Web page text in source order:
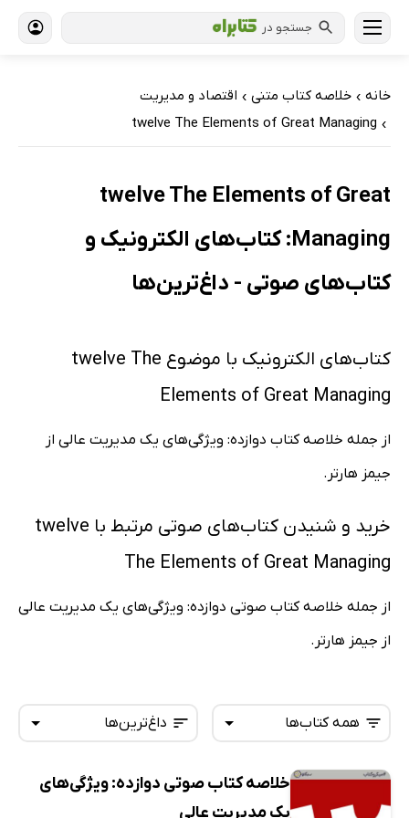
جستجو در
خانه › خلاصه کتاب متنی › اقتصاد و مدیریت
›
twelve The Elements of Great Managing
twelve The Elements of Great
Managing: کتاب‌های الکترونیک و
کتاب‌های صوتی - داغ‌ترین‌ها
کتاب‌های الکترونیک با موضوع twelve The
Elements of Great Managing
از جمله خلاصه کتاب دوازده: ویژگی‌های یک مدیریت عالی از
جیمز هارتر.
خرید و شنیدن کتاب‌های صوتی مرتبط با twelve
The Elements of Great Managing
از جمله خلاصه کتاب صوتی دوازده: ویژگی‌های یک مدیریت عالی
از جیمز هارتر.
داغ‌ترین‌ها
تازه‌ها
همه کتاب‌ها
خلاصه کتاب صوتی دوازده: ویژگی‌های
یک مدیریت عالی